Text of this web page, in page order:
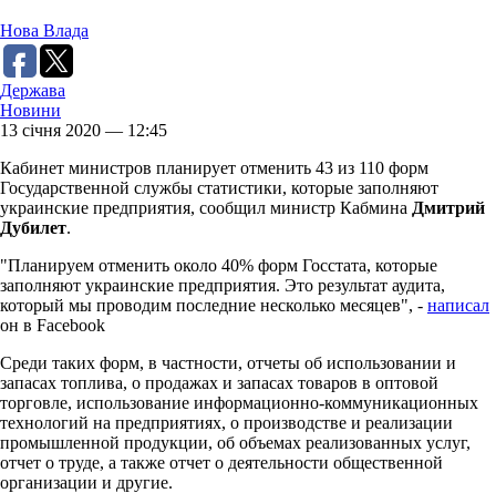
Нова Влада
Держава
Новини
13 січня 2020 — 12:45
Кабинет министров планирует отменить 43 из 110 форм
Государственной службы статистики, которые заполняют
украинские предприятия, сообщил министр Кабмина Дмитрий
Дубилет.
"Планируем отменить около 40% форм Госстата, которые
заполняют украинские предприятия. Это результат аудита,
который мы проводим последние несколько месяцев", - написал
он в Facebook
Среди таких форм, в частности, отчеты об использовании и
запасах топлива, о продажах и запасах товаров в оптовой
торговле, использование информационно-коммуникационных
технологий на предприятиях, о производстве и реализации
промышленной продукции, об объемах реализованных услуг,
отчет о труде, а также отчет о деятельности общественной
организации и другие.